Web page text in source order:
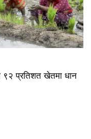
९२ प्रतिशत खेतमा धान